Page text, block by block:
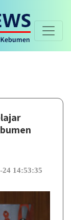
24 14:53:35